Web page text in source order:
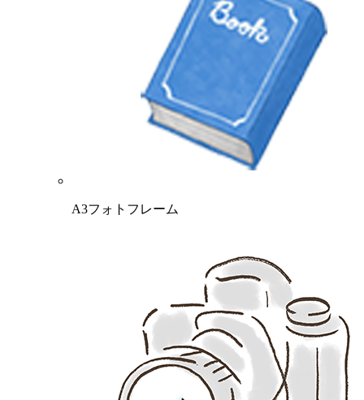
A3フォトフレーム